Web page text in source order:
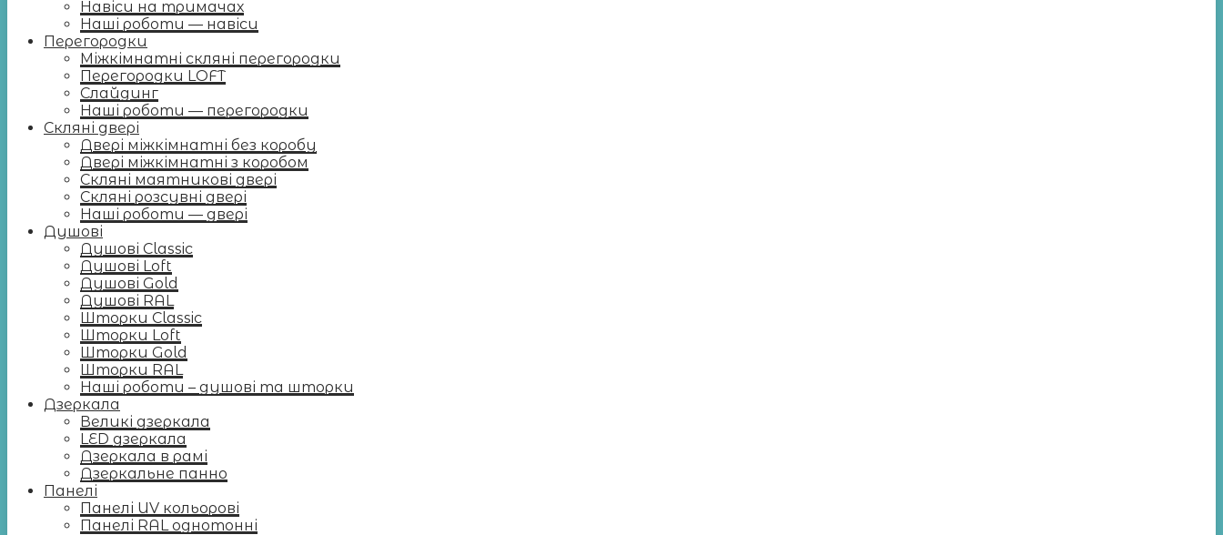
Навіси на тримачах
Наші роботи — навіси
Перегородки
Міжкімнатні скляні перегородки
Перегородки LOFT
Слайдинг
Наші роботи — перегородки
Скляні двері
Двері міжкімнатні без коробу
Двері міжкімнатні з коробом
Скляні маятникові двері
Скляні розсувні двері
Наші роботи — двері
Душові
Душові Classic
Душові Loft
Душові Gold
Душові RAL
Шторки Classic
Шторки Loft
Шторки Gold
Шторки RAL
Наші роботи – душові та шторки
Дзеркала
Великі дзеркала
LED дзеркала
Дзеркала в рамі
Дзеркальне панно
Панелі
Панелі UV кольорові
Панелі RAL однотонні